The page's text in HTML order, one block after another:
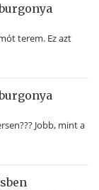
terem. Ez azt
Jobb, mint a